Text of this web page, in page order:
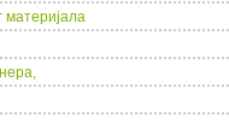
материјала